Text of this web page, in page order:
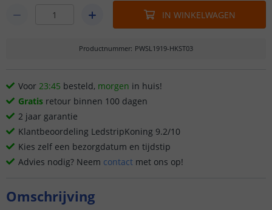
IN WINKELWAGEN
Productnummer: PWSL1919-HKST03
Voor 23:45 besteld, morgen in huis!
Gratis retour binnen 100 dagen
2 jaar garantie
Klantbeoordeling LedstripKoning 9.2/10
Kies zelf een bezorgdatum en tijdstip
Advies nodig? Neem contact met ons op!
Omschrijving